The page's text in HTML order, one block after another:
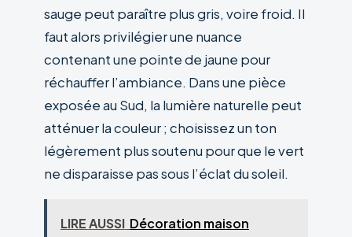
sauge peut paraître plus gris, voire froid. Il
faut alors privilégier une nuance
contenant une pointe de jaune pour
réchauffer l’ambiance. Dans une pièce
exposée au Sud, la lumière naturelle peut
atténuer la couleur ; choisissez un ton
légèrement plus soutenu pour que le vert
ne disparaisse pas sous l’éclat du soleil.
LIRE AUSSI Décoration maison